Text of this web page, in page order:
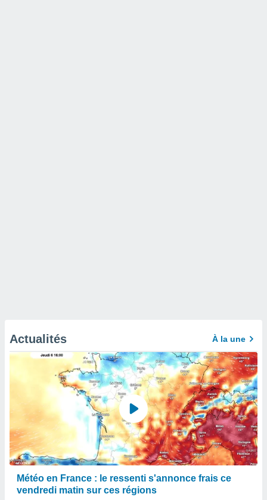
Actualités À la une
Météo en France : le ressenti s'annonce frais ce
vendredi matin sur ces régions